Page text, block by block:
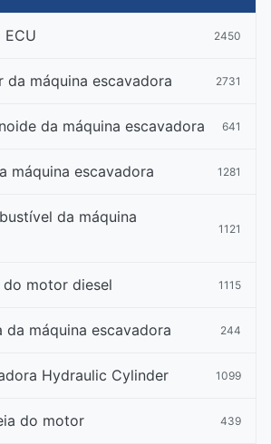
2450
da máquina escavadora 2731
da máquina escavadora 641
máquina escavadora 1281
da máquina
1121
motor diesel 1115
da máquina escavadora 244
Hydraulic Cylinder 1099
do motor 439